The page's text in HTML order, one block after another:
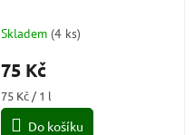
Skladem (4 ks)
75 Kč
Měrná
cena:
75 Kč / 1 l
Do košíku